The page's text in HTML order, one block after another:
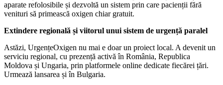
aparate refolosibile și dezvoltă un sistem prin care pacienții fără
venituri să primească oxigen chiar gratuit.
Extindere regională și viitorul unui sistem de urgență paralel
Astăzi, UrgențeOxigen nu mai e doar un proiect local. A devenit un
serviciu regional, cu prezență activă în România, Republica
Moldova și Ungaria, prin platformele online dedicate fiecărei țări.
Urmează lansarea și în Bulgaria.